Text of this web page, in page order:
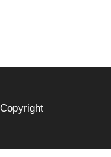
Copyright